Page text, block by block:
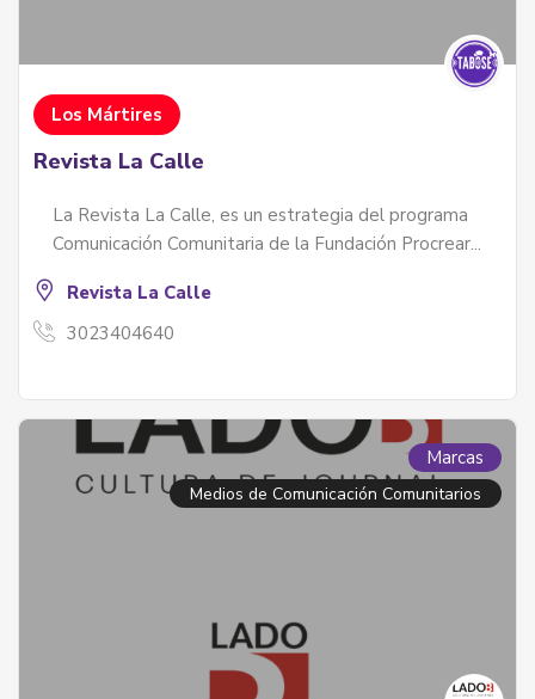
Los Mártires
Revista La Calle
La Revista La Calle, es un estrategia del programa
Comunicación Comunitaria de la Fundación Procrear...
Revista La Calle
3023404640
Marcas
Medios de Comunicación Comunitarios